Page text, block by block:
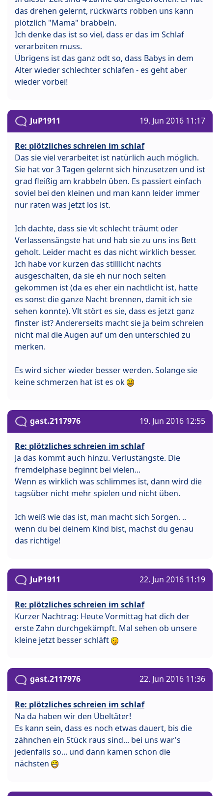
das drehen gelernt, rückwärts robben uns kann
plötzlich "Mama" brabbeln.
Ich denke das ist so viel, dass er das im Schlaf
verarbeiten muss.
Übrigens ist das ganz odt so, dass Babys in dem
Alter wieder schlechter schlafen - es geht aber
wieder vorbei!
JuP1911 19. Jun 2016 11:17
Re: plötzliches schreien im schlaf
Das sie viel verarbeitet ist natürlich auch möglich.
Sie hat vor 3 Tagen gelernt sich hinzusetzen und ist
grad fleißig am krabbeln üben. Es passiert einfach
soviel bei den kleinen und man kann leider immer
nur raten was jetzt los ist.
Ich dachte, dass sie vlt schlecht träumt oder
Verlassensängste hat und hab sie zu uns ins Bett
geholt. Leider macht es das nicht wirklich besser.
Ich habe vor kurzen das stilllicht nachts
ausgeschalten, da sie eh nur noch selten
gekommen ist (da es eher ein nachtlicht ist, hatte
es sonst die ganze Nacht brennen, damit ich sie
sehen konnte). Vlt stört es sie, dass es jetzt ganz
finster ist? Andererseits macht sie ja beim schreien
nicht mal die Augen auf um den unterschied zu
merken.
Es wird sicher wieder besser werden. Solange sie
keine schmerzen hat ist es ok
gast.2117976 19. Jun 2016 12:55
Re: plötzliches schreien im schlaf
Ja das kommt auch hinzu. Verlustängste. Die
fremdelphase beginnt bei vielen...
Wenn es wirklich was schlimmes ist, dann wird die
tagsüber nicht mehr spielen und nicht üben.
Ich weiß wie das ist, man macht sich Sorgen. ..
wenn du bei deinem Kind bist, machst du genau
das richtige!
JuP1911 22. Jun 2016 11:19
Re: plötzliches schreien im schlaf
Kurzer Nachtrag: Heute Vormittag hat dich der
erste Zahn durchgekämpft. Mal sehen ob unsere
kleine jetzt besser schläft
gast.2117976 22. Jun 2016 11:36
Re: plötzliches schreien im schlaf
Na da haben wir den Übeltäter!
Es kann sein, dass es noch etwas dauert, bis die
zähnchen ein Stück raus sind... bei uns war's
jedenfalls so... und dann kamen schon die
nächsten